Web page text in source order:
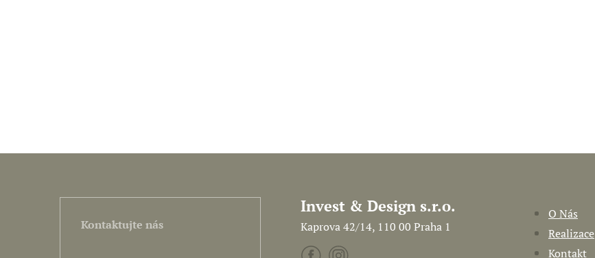
Kontaktujte nás
Invest & Design s.r.o.
Kaprova 42/14, 110 00 Praha 1
O Nás
Realizace
Kontakt